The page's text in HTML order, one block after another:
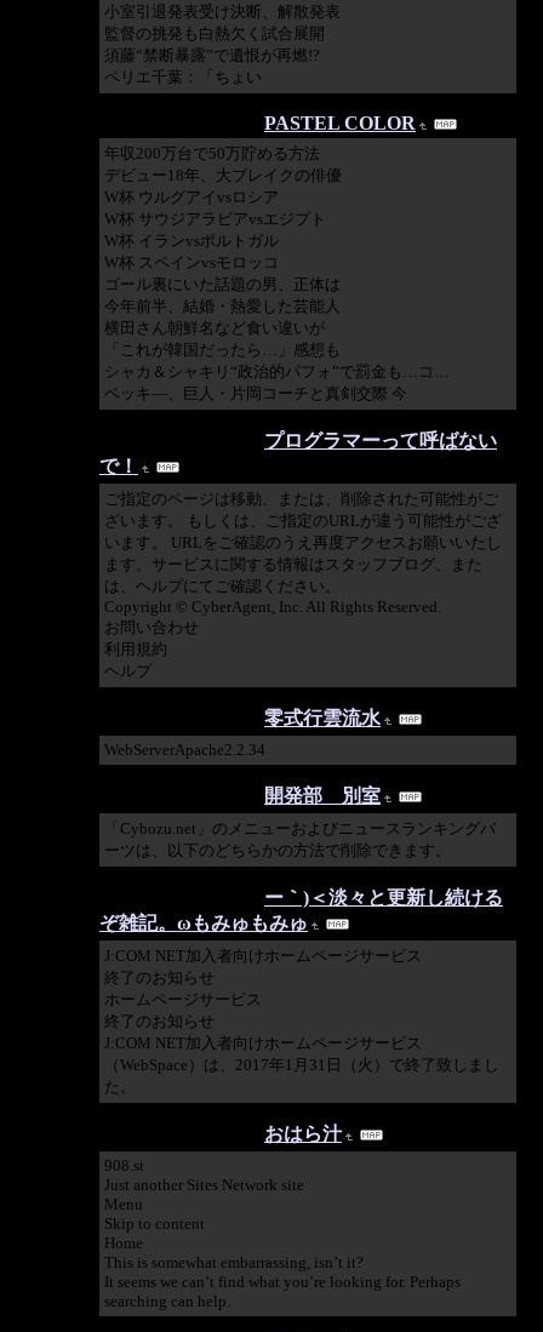
小室引退発表受け決断、解散発表
監督の挑発も白熱欠く試合展開
須藤“禁断暴露”で遺恨が再燃!?
ペリエ千葉：「ちょい
PASTEL COLOR
年収200万台で50万貯める方法
デビュー18年、大ブレイクの俳優
W杯 ウルグアイvsロシア
W杯 サウジアラビアvsエジプト
W杯 イランvsポルトガル
W杯 スペインvsモロッコ
ゴール裏にいた話題の男、正体は
今年前半、結婚・熱愛した芸能人
横田さん朝鮮名など食い違いが
「これが韓国だったら…」感想も
シャカ＆シャキリ“政治的パフォ”で罰金も…コ…
ベッキ―、巨人・片岡コーチと真剣交際 今
プログラマーって呼ばない
で！
ご指定のページは移動、または、削除された可能性がご
ざいます。 もしくは、ご指定のURLが違う可能性がござ
います。 URLをご確認のうえ再度アクセスお願いいたし
ます。サービスに関する情報はスタッフブログ、また
は、ヘルプにてご確認ください。
Copyright © CyberAgent, Inc. All Rights Reserved.
お問い合わせ
利用規約
ヘルプ
零式行雲流水
WebServerApache2.2.34
開発部 別室
「Cybozu.net」のメニューおよびニュースランキングパ
ーツは、以下のどちらかの方法で削除できます。
ー｀)＜淡々と更新し続ける
ぞ雑記。ωもみゅもみゅ
J:COM NET加入者向けホームページサービス
終了のお知らせ
ホームページサービス
終了のお知らせ
J:COM NET加入者向けホームページサービス
（WebSpace）は、2017年1月31日（火）で終了致しまし
た。
おはら汁
908.st
Just another Sites Network site
Menu
Skip to content
Home
This is somewhat embarrassing, isn’t it?
It seems we can’t find what you’re looking for. Perhaps
searching can help.